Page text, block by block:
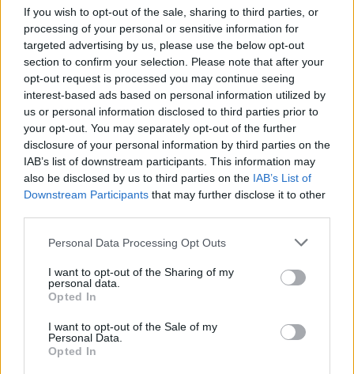
If you wish to opt-out of the sale, sharing to third parties, or
processing of your personal or sensitive information for
targeted advertising by us, please use the below opt-out
section to confirm your selection. Please note that after your
opt-out request is processed you may continue seeing
interest-based ads based on personal information utilized by
us or personal information disclosed to third parties prior to
your opt-out. You may separately opt-out of the further
disclosure of your personal information by third parties on the
IAB’s list of downstream participants. This information may
also be disclosed by us to third parties on the IAB’s List of
Downstream Participants that may further disclose it to other
Personal Data Processing Opt Outs
I want to opt-out of the Sharing of my
personal data.
Opted In
I want to opt-out of the Sale of my
Personal Data.
Opted In
Che cosa rappresenta e quanto produce
Arcaplanet Fabbrica?
«A San Vito Tagliamento (Podernone), in un parco
industriale, confezioniamo i nostri prodotti, lo
stabilimento è un gioiello tecnologico. La struttura
è in grado di produrre centomila tonnellate,
quindi potrebbe lavorare anche per altri».
tenendo conto dell’inflazione e del fatto che le
spese per gli animali sono ingenti. Sta
funzionando?
«Stiamo investendo molto del nostro margine nei
prezzi Retromarcia. Le promozioni piacciono ma